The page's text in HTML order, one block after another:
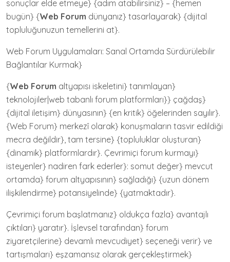
sonuçlar elde etmeye} {adım atabilirsiniz} – {hemen
bugün} {Web Forum dünyanız} tasarlayarak} {dijital
topluluğunuzun temellerini at}.
Web Forum Uygulamaları: Sanal Ortamda Sürdürülebilir
Bağlantılar Kurmak}
{Web Forum altyapısı iskeletini} tanımlayan}
teknolojiler|web tabanlı forum platformları}} çağdaş}
{dijital iletişim} dünyasının} {en kritik} öğelerinden sayılır}.
{Web Forum} merkezî olarak} konuşmaların tasvir edildiği
mecra değildir}, tam tersine} {topluluklar oluşturan}
{dinamik} platformlardır}. Çevrimiçi forum kurmayı}
isteyenler} nadiren fark ederler}: somut değer} mevcut
ortamda} forum altyapısının} sağladığı} {uzun dönem
ilişkilendirme} potansiyelinde} {yatmaktadır}.
Çevrimiçi forum başlatmanız} oldukça fazla} avantajlı
çıktıları} yaratır}. İşlevsel tarafından} forum
ziyaretçilerine} devamlı mevcudiyet} seçeneği verir} ve
tartışmaları} eşzamansız olarak gerçekleştirmek}